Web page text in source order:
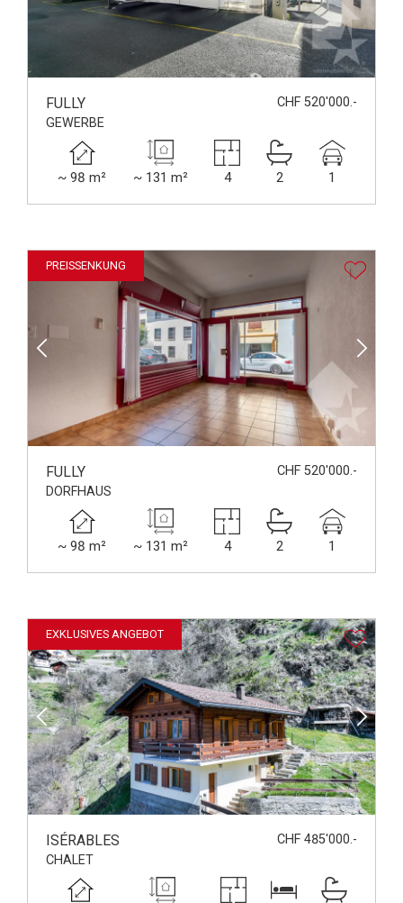
FULLY
CHF 520'000.-
GEWERBE
~ 98 m² ~ 131 m² 4 2 1
PREISSENKUNG
FULLY
CHF 520'000.-
DORFHAUS
~ 98 m² ~ 131 m² 4 2 1
EXKLUSIVES ANGEBOT
ISÉRABLES
CHF 485'000.-
CHALET